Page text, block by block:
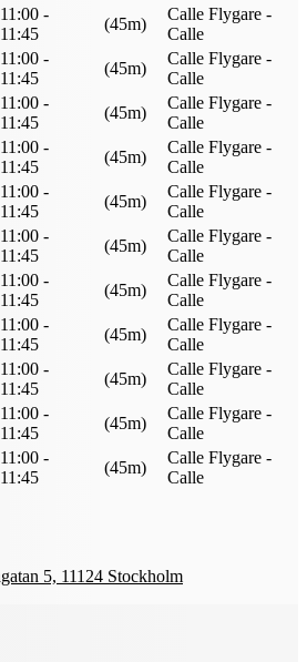
11:00 -
11:45
(45m)
Calle Flygare -
Calle
11:00 -
11:45
(45m)
Calle Flygare -
Calle
11:00 -
11:45
(45m)
Calle Flygare -
Calle
11:00 -
11:45
(45m)
Calle Flygare -
Calle
11:00 -
11:45
(45m)
Calle Flygare -
Calle
11:00 -
11:45
(45m)
Calle Flygare -
Calle
11:00 -
11:45
(45m)
Calle Flygare -
Calle
11:00 -
11:45
(45m)
Calle Flygare -
Calle
11:00 -
11:45
(45m)
Calle Flygare -
Calle
11:00 -
11:45
(45m)
Calle Flygare -
Calle
11:00 -
11:45
(45m)
Calle Flygare -
Calle
5, 11124 Stockholm